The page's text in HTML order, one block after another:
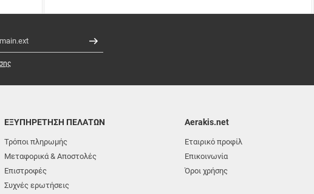
Εγγραφή
ΕΞΥΠΗΡΕΤΗΣΗ ΠΕΛΑΤΩΝ
Τρόποι πληρωμής
Μεταφορικά & Αποστολές
Επιστροφές
Συχνές ερωτήσεις
Aerakis.net
Εταιρικό προφίλ
Επικοινωνία
Όροι χρήσης